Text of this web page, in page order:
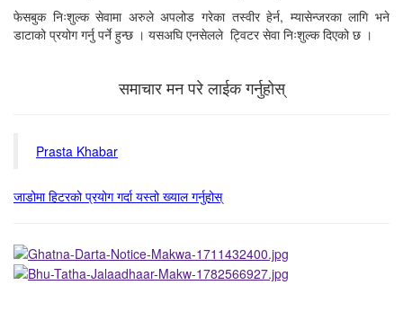
फेसबुक निःशुल्क सेवामा अरुले अपलोड गरेका तस्वीर हेर्न, म्यासेन्जरका लागि भने
डाटाको प्रयोग गर्नु पर्ने हुन्छ । यसअघि एनसेलले ट्विटर सेवा निःशुल्क दिएको छ ।
समाचार मन परे लाईक गर्नुहोस्
Prasta Khabar
जाडोमा हिटरको प्रयोग गर्दा यस्तो ख्याल गर्नुहोस्